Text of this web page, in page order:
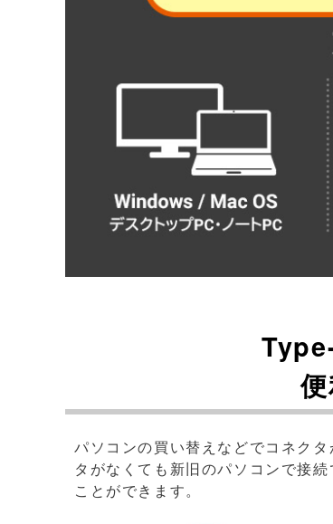
パソコンの買い替えなどでコネク
タがなくても新旧のパソコンで接
ことができます。